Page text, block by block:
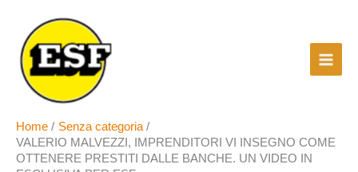
contenuto
Home
Senza categoria
VALERIO MALVEZZI, IMPRENDITORI VI INSEGNO COME
OTTENERE PRESTITI DALLE BANCHE. UN VIDEO IN